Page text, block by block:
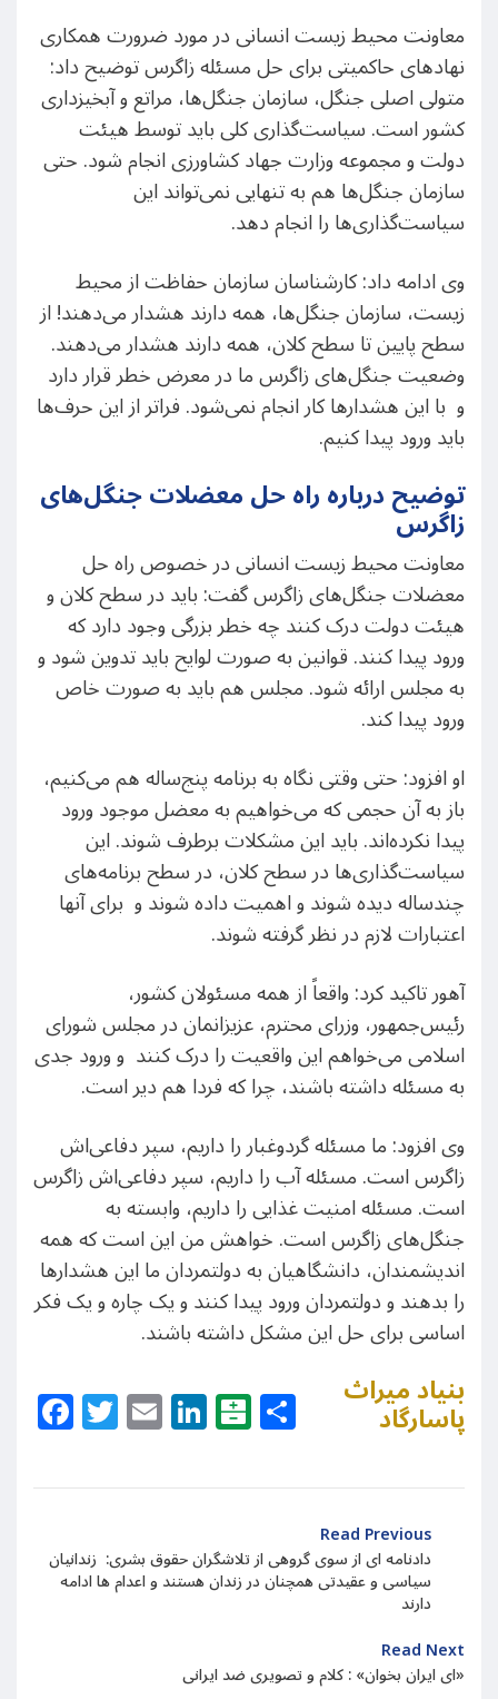
معاونت محیط زیست انسانی در مورد ضرورت همکاری
نهادهای حاکمیتی برای حل مسئله زاگرس توضیح داد:
متولی اصلی جنگل، سازمان جنگل‌ها، مراتع و آبخیزداری
کشور است. سیاست‌گذاری کلی باید توسط هیئت
دولت و مجموعه وزارت جهاد کشاورزی انجام شود. حتی
سازمان جنگل‌ها هم به تنهایی نمی‌تواند این
سیاست‌گذاری‌ها را انجام دهد.
وی ادامه داد: کارشناسان سازمان حفاظت از محیط
زیست، سازمان جنگل‌ها، همه دارند هشدار می‌دهند! از
سطح پایین تا سطح کلان، همه دارند هشدار می‌دهند.
وضعیت جنگل‌های زاگرس ما در معرض خطر قرار دارد
و با این هشدارها کار انجام نمی‌شود. فراتر از این حرف‌ها
باید ورود پیدا کنیم.
توضیح درباره راه حل معضلات جنگل‌های
زاگرس
معاونت محیط زیست انسانی در خصوص راه حل
معضلات جنگل‌های زاگرس گفت: باید در سطح کلان و
هیئت دولت درک کنند چه خطر بزرگی وجود دارد که
ورود پیدا کنند. قوانین به صورت لوایح باید تدوین شود و
به مجلس ارائه شود. مجلس هم باید به صورت خاص
ورود پیدا کند.
او افزود: حتی وقتی نگاه به برنامه پنج‌ساله هم می‌کنیم،
باز به آن حجمی که می‌خواهیم به معضل موجود ورود
پیدا نکرده‌اند. باید این مشکلات برطرف شوند. این
سیاست‌گذاری‌ها در سطح کلان، در سطح برنامه‌های
چندساله دیده شوند و اهمیت داده شوند و برای آنها
اعتبارات لازم در نظر گرفته شوند.
آهور تاکید کرد: واقعاً از همه مسئولان کشور،
رئیس‌جمهور، وزرای محترم، عزیزانمان در مجلس شورای
اسلامی می‌خواهم این واقعیت را درک کنند و ورود جدی
به مسئله داشته باشند، چرا که فردا هم دیر است.
وی افزود: ما مسئله گردوغبار را داریم، سپر دفاعی‌اش
زاگرس است. مسئله آب را داریم، سپر دفاعی‌اش زاگرس
است. مسئله امنیت غذایی را داریم، وابسته به
جنگل‌های زاگرس است. خواهش من این است که همه
اندیشمندان، دانشگاهیان به دولتمردان ما این هشدارها
را بدهند و دولتمردان ورود پیدا کنند و یک چاره و یک فکر
اساسی برای حل این مشکل داشته باشند.
Facebook
Twitter
EmailLinkedIn
Balatarin
Share
بنیاد میراث
پاسارگاد
Read Previous
دادنامه ای از سوی گروهی از تلاشگران حقوق بشری: زندانیان
سیاسی و عقیدتی همچنان در زندان هستند و اعدام ها ادامه
دارند
Read Next
ای ایران بخوان» : کلام و تصویری ضد ایرانی»